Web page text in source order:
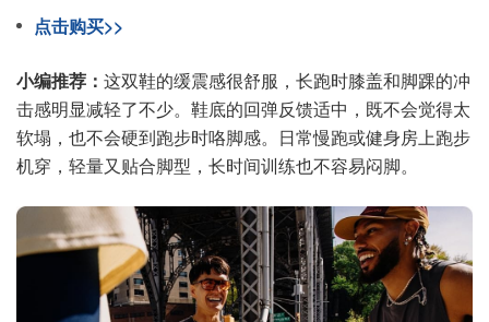
点击购买>>
小编推荐： 这双鞋的缓震感很舒服，长跑时膝盖和脚踝的冲
击感明显减轻了不少。鞋底的回弹反馈适中，既不会觉得太
软塌，也不会硬到跑步时咯脚感。日常慢跑或健身房上跑步
机穿，轻量又贴合脚型，长时间训练也不容易闷脚。